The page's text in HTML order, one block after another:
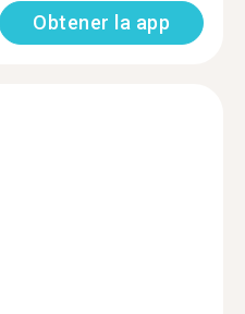
Obtener la app